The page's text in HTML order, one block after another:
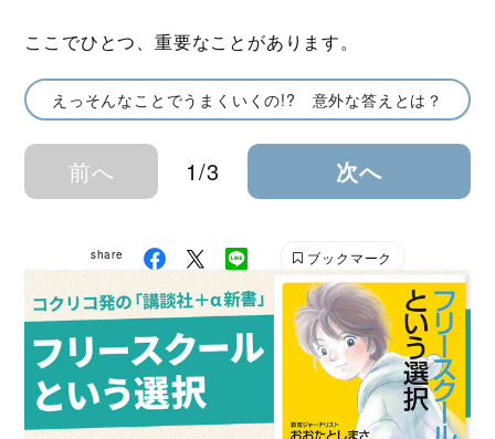
ここでひとつ、重要なことがあります。
えっそんなことでうまくいくの!? 意外な答えとは？
前へ 1/3 次へ
share ブックマーク